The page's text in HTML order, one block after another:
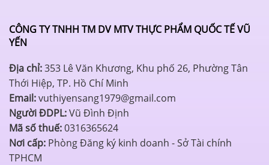
CÔNG TY TNHH TM DV MTV THỰC PHẨM QUỐC TẾ VŨ
YẾN
Địa chỉ:353 Lê Văn Khương, Khu phố 26, Phường Tân
Thới Hiệp, TP. Hồ Chí Minh
Email:vuthiyensang1979@gmail.com
Người ĐDPL:Vũ Đình Định
Mã số thuế:0316365624
Nơi cấp: Phòng Đăng ký kinh doanh - Sở Tài chính
TPHCM